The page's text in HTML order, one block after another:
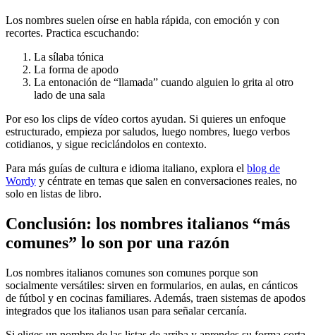
Los nombres suelen oírse en habla rápida, con emoción y con
recortes. Practica escuchando:
La sílaba tónica
La forma de apodo
La entonación de “llamada” cuando alguien lo grita al otro
lado de una sala
Por eso los clips de vídeo cortos ayudan. Si quieres un enfoque
estructurado, empieza por saludos, luego nombres, luego verbos
cotidianos, y sigue reciclándolos en contexto.
Para más guías de cultura e idioma italiano, explora el blog de
Wordy y céntrate en temas que salen en conversaciones reales, no
solo en listas de libro.
Conclusión: los nombres italianos “más
comunes” lo son por una razón
Los nombres italianos comunes son comunes porque son
socialmente versátiles: sirven en formularios, en aulas, en cánticos
de fútbol y en cocinas familiares. Además, traen sistemas de apodos
integrados que los italianos usan para señalar cercanía.